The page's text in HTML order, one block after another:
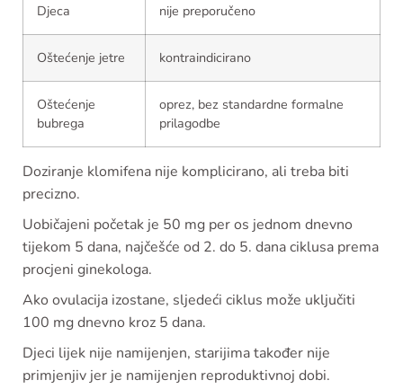
Djeca nije preporučeno
Oštećenje jetre kontraindicirano
Oštećenje
bubrega
oprez, bez standardne formalne
prilagodbe
Doziranje klomifena nije komplicirano, ali treba biti
precizno.
Uobičajeni početak je 50 mg per os jednom dnevno
tijekom 5 dana, najčešće od 2. do 5. dana ciklusa prema
procjeni ginekologa.
Ako ovulacija izostane, sljedeći ciklus može uključiti
100 mg dnevno kroz 5 dana.
Djeci lijek nije namijenjen, starijima također nije
primjenjiv jer je namijenjen reproduktivnoj dobi.